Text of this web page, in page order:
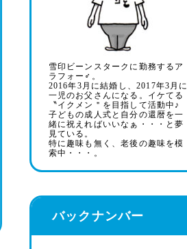
雪印ビーンスタークに勤務するア
ラフォー♂。
2016年3月に結婚し、2017年3月に
一児のお父さんになる。イケてる
〝イクメン＂を目指して活動中♪
子どもの成人式と自分の還暦を一
緒に祝えればいいなぁ・・・と夢
見ている。
特に趣味も無く、老後の趣味を模
索中・・・。
バックナンバー